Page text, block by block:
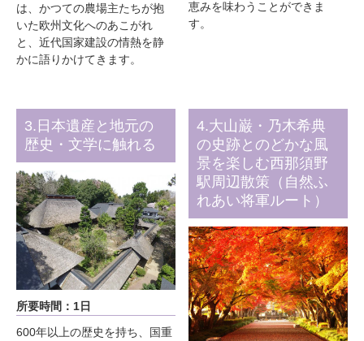
は、かつての農場主たちが抱
いた欧州文化へのあこがれ
と、近代国家建設の情熱を静
かに語りかけてきます。
恵みを味わうことができま
す。
3.日本遺産と地元の
歴史・文学に触れる
所要時間：1日
600年以上の歴史を持ち、国重
4.大山巌・乃木希典
の史跡とのどかな風
景を楽しむ西那須野
駅周辺散策（自然ふ
れあい将軍ルート）